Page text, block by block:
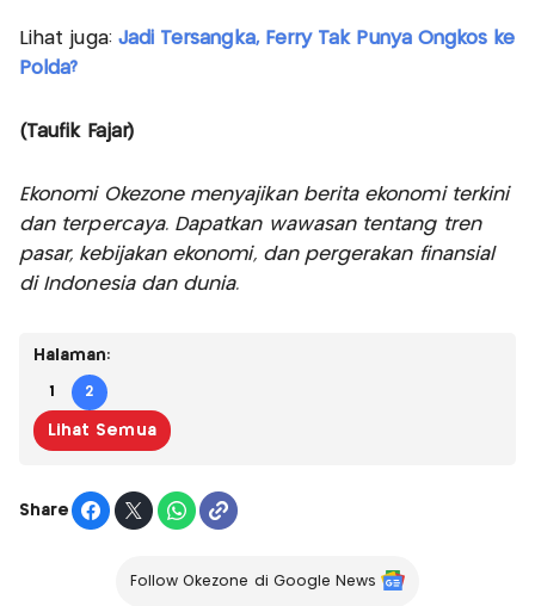
Lihat juga: Jadi Tersangka, Ferry Tak Punya Ongkos ke
Polda?
(Taufik Fajar)
Ekonomi Okezone menyajikan berita ekonomi terkini
dan terpercaya. Dapatkan wawasan tentang tren
pasar, kebijakan ekonomi, dan pergerakan finansial
di Indonesia dan dunia.
Halaman:
1 2
Lihat Semua
Share
Follow Okezone di Google News